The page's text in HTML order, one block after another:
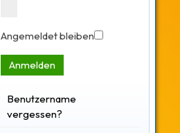
Angemeldet bleiben
Anmelden
Benutzername
vergessen?